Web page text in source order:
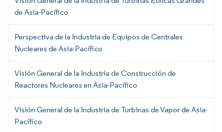
de Asia-Pacífico
Perspectiva de la Industria de Equipos de Centrales
Nucleares de Asia-Pacífico
Visión General de la Industria de Construcción de
Reactores Nucleares en Asia-Pacífico
Visión General de la Industria de Turbinas de Vapor de Asia-
Pacífico